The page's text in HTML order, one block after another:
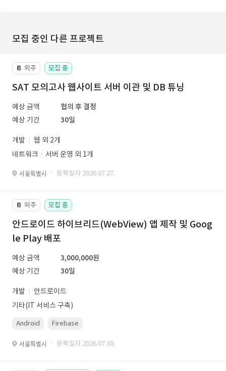
모집 중인 다른 프로젝트
📔 외주 모집 중
SAT 모의고사 웹사이트 서버 이관 및 DB 튜닝
예상 금액
협의 후 결정
예상 기간
30일
개발
웹 외 2개
네트워크ㆍ서버 운영 외 1개
서울특별시 · 등록일자 2026.07.27.
📔 외주 모집 중
안드로이드 하이브리드(WebView) 앱 제작 및 Goog
le Play 배포
예상 금액
3,000,000원
예상 기간
30일
개발
안드로이드
기타(IT 서비스 구축)
Android Firebase
서울특별시 · 등록일자 2026.07.30.